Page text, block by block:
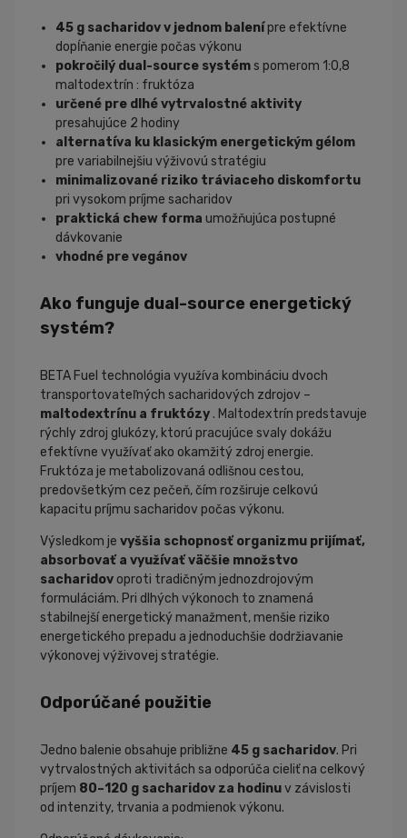
45 g sacharidov v jednom balenípre efektívne
dopĺňanie energie počas výkonu
pokročilý dual-source systéms pomerom 1:0,8
maltodextrín : fruktóza
určené pre dlhé vytrvalostné aktivity
presahujúce 2 hodiny
alternatíva ku klasickým energetickým gélom
pre variabilnejšiu výživovú stratégiu
minimalizované riziko tráviaceho diskomfortu
pri vysokom príjme sacharidov
praktická chew forma umožňujúca postupné
dávkovanie
vhodné pre vegánov
Ako funguje dual-source energetický
systém?
BETA Fuel technológia využíva kombináciu dvoch
transportovateľných sacharidových zdrojov –
maltodextrínu a fruktózy . Maltodextrín predstavuje
rýchly zdroj glukózy, ktorú pracujúce svaly dokážu
efektívne využívať ako okamžitý zdroj energie.
Fruktóza je metabolizovaná odlišnou cestou,
predovšetkým cez pečeň, čím rozširuje celkovú
kapacitu príjmu sacharidov počas výkonu.
Výsledkom je vyššia schopnosť organizmu prijímať,
absorbovať a využívať väčšie množstvo
sacharidovoproti tradičným jednozdrojovým
formuláciám. Pri dlhých výkonoch to znamená
stabilnejší energetický manažment, menšie riziko
energetického prepadu a jednoduchšie dodržiavanie
výkonovej výživovej stratégie.
Odporúčané použitie
Jedno balenie obsahuje približne 45 g sacharidov. Pri
vytrvalostných aktivitách sa odporúča cieliť na celkový
príjem 80–120 g sacharidov za hodinuv závislosti
od intenzity, trvania a podmienok výkonu.